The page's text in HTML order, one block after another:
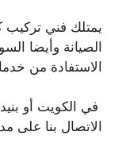
يمتلك فني تركيب
الصيانة وأيضا
الاستفادة من
في الكويت أو
الاتصال بنا على مدار 24